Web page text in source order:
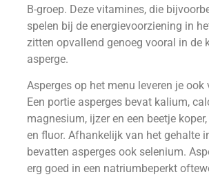
B-groep. Deze vitamines, die
spelen bij de energievoorziening in
zitten opvallend genoeg vooral in de
asperge.
Asperges op het menu leveren je ook
Een portie asperges bevat kalium,
magnesium, ijzer en een beetje
en fluor. Afhankelijk van het gehalte
bevatten asperges ook selenium.
erg goed in een natriumbeperkt